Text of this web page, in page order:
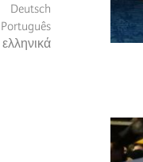
Deutsch
Português
ελληνικά